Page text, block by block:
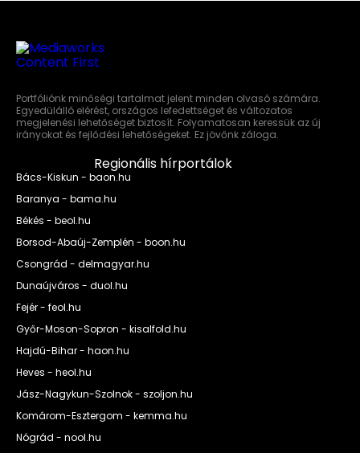
Portfóliónk minőségi tartalmat jelent minden olvasó számára.
Egyedülálló elérést, országos lefedettséget és változatos
megjelenési lehetőséget biztosít. Folyamatosan keressük az új
irányokat és fejlődési lehetőségeket. Ez jövőnk záloga.
Regionális hírportálok
Bács-Kiskun - baon.hu
Baranya - bama.hu
Békés - beol.hu
Borsod-Abaúj-Zemplén - boon.hu
Csongrád - delmagyar.hu
Dunaújváros - duol.hu
Fejér - feol.hu
Győr-Moson-Sopron - kisalfold.hu
Hajdú-Bihar - haon.hu
Heves - heol.hu
Jász-Nagykun-Szolnok - szoljon.hu
Komárom-Esztergom - kemma.hu
Nógrád - nool.hu